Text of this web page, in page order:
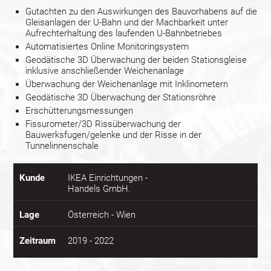
Gutachten zu den Auswirkungen des Bauvorhabens auf die
Gleisanlagen der U-Bahn und der Machbarkeit unter
Aufrechterhaltung des laufenden U-Bahnbetriebes
Automatisiertes Online Monitoringsystem
Geodätische 3D Überwachung der beiden Stationsgleise
inklusive anschließender Weichenanlage
Überwachung der Weichenanlage mit Inklinometern
Geodätische 3D Überwachung der Stationsröhre
Erschütterungsmessungen
Fissurometer/3D Rissüberwachung der
Bauwerksfugen/gelenke und der Risse in der
Tunnelinnenschale
Kunde
IKEA Einrichtungen -
Handels GmbH.
Lage Österreich - Wien
Zeitraum 2019 - 2022